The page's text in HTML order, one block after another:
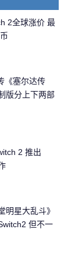
2全球涨价 最
《塞尔达传
版分上下两部
2 推出
明星大乱斗》
但不一